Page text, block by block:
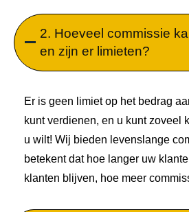
2. Hoeveel commissie
en zijn er limieten?
Er is geen limiet op het bedrag
kunt verdienen, en u kunt zoveel
u wilt! Wij bieden levenslange
betekent dat hoe langer uw
klanten blijven, hoe meer